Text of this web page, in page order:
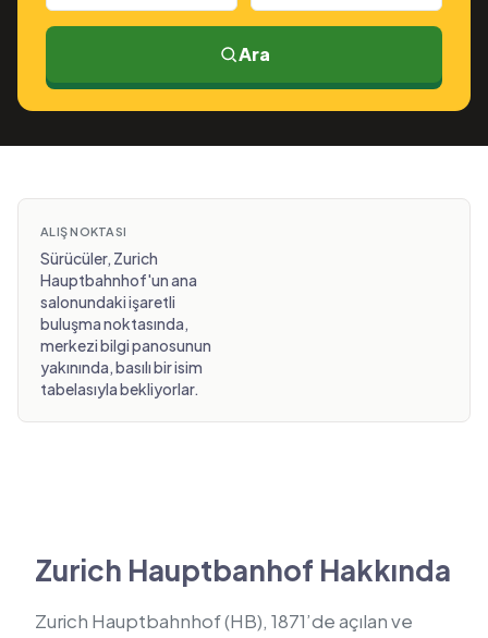
Ara
ALIŞ NOKTASI
Sürücüler, Zurich
Hauptbahnhof'un ana
salonundaki işaretli
buluşma noktasında,
merkezi bilgi panosunun
yakınında, basılı bir isim
tabelasıyla bekliyorlar.
Zurich Hauptbanhof Hakkında
Zurich Hauptbahnhof (HB), 1871’de açılan ve